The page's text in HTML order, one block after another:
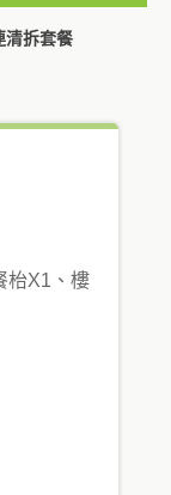
清拆套餐
枱X1、樓